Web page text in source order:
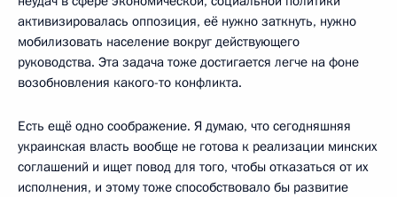
активизировалась оппозиция, её нужно заткнуть, нужно
мобилизовать население вокруг действующего
руководства. Эта задача тоже достигается легче на фоне
возобновления какого-то конфликта.
Есть ещё одно соображение. Я думаю, что сегодняшняя
украинская власть вообще не готова к реализации минских
соглашений и ищет повод для того, чтобы отказаться от их
исполнения, и этому тоже способствовало бы развитие